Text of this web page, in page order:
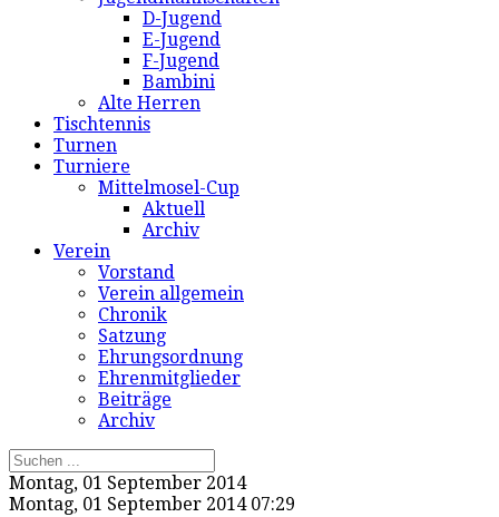
D-Jugend
E-Jugend
F-Jugend
Bambini
Alte Herren
Tischtennis
Turnen
Turniere
Mittelmosel-Cup
Aktuell
Archiv
Verein
Vorstand
Verein allgemein
Chronik
Satzung
Ehrungsordnung
Ehrenmitglieder
Beiträge
Archiv
Montag, 01 September 2014
Montag, 01 September 2014 07:29